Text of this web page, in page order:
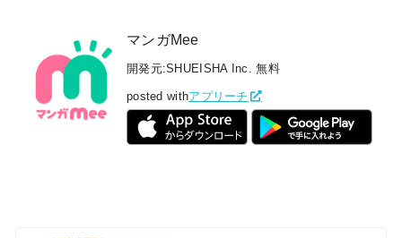
マンガMee
開発元:SHUEISHA Inc. 無料
posted withアプリーチ